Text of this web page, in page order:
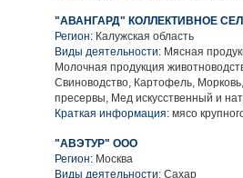
"АВАНГАРД" КОЛЛЕКТИВНОЕ
Регион: Калужская область
Виды деятельности: Мясная
Молочная продукция
Свиноводство, Картофель,
пресервы, Мед искусственный и
Краткая информация: мясо
"АВЭТУР" ООО
Регион: Москва
Виды деятельности: Сахар